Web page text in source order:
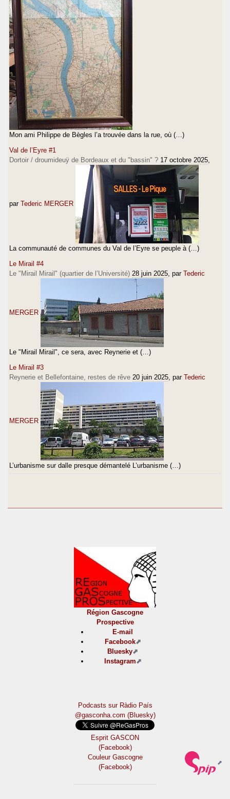
Mon ami Philippe de Bègles l’a trouvée dans la rue, où (…)
Val de l’Eyre #1
Dortoir / droumideuÿ de Bordeaux et du "bassin" ? 17 octobre 2025
par Tederic MERGER
La communauté de communes du Val de l’Eyre se peuple à (…)
Le Mirail #4
Le "Mirail Mirail" (quartier de l’Université) 28 juin 2025 , par Tederic
MERGER
Le "Mirail Mirail", ce sera, avec Reynerie et (…)
Le Mirail #3
Reynerie et Bellefontaine, restes de rêve 20 juin 2025 , par Tederic
MERGER
L’urbanisme sur dalle presque démantelé L’urbanisme (…)
Région Gascogne
Prospective
E-mail
Facebook
Bluesky
Instagram
Podcasts sur Ràdio País
@gasconha.com (Bluesky)
Esprit GASCON
(Facebook)
Couleur Gascogne
(Facebook)